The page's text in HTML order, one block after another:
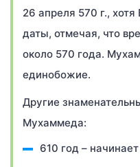
26 апреля 570 г.,
даты, отмечая, что
около 570 года.
единобожие.
Другие
Мухаммеда:
610 год –